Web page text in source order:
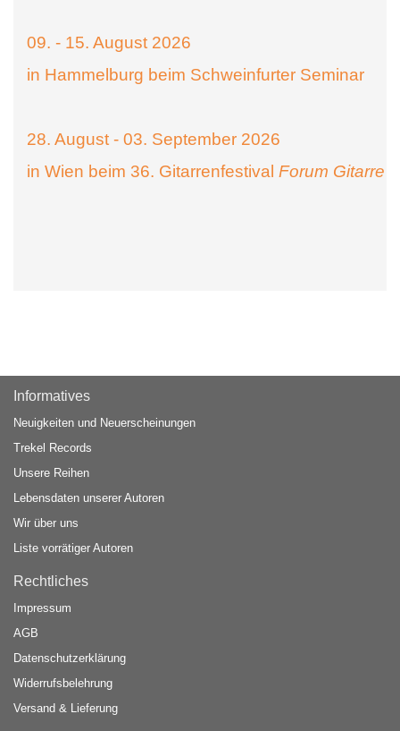
09. - 15. August 2026
in Hammelburg beim Schweinfurter Seminar
28. August - 03. September 2026
in Wien beim 36. Gitarrenfestival Forum Gitarre
Informatives
Neuigkeiten und Neuerscheinungen
Trekel Records
Unsere Reihen
Lebensdaten unserer Autoren
Wir über uns
Liste vorrätiger Autoren
Rechtliches
Impressum
AGB
Datenschutzerklärung
Widerrufsbelehrung
Versand & Lieferung